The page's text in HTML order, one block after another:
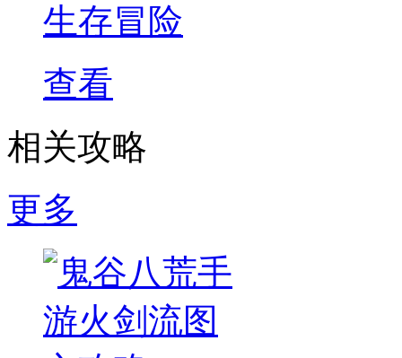
生存冒险
查看
相关攻略
更多